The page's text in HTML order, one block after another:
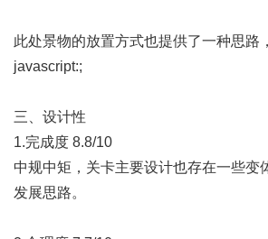
此处景物的放置方式也提供了一种思路
javascript:;
三、设计性
1.完成度 8.8/10
中规中矩，关卡主要设计也存在一些变
发展思路。